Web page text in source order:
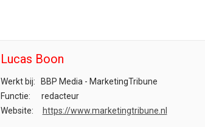
Lucas Boon
Werkt bij:
BBP Media - MarketingTribune
Functie:
redacteur
Website:
https://www.marketingtribune.nl